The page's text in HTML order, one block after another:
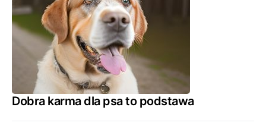
Dobra karma dla psa to podstawa